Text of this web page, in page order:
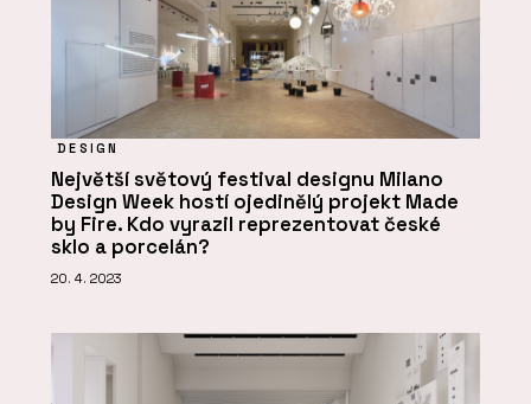
DESIGN
Největší světový festival designu Milano
Design Week hostí ojedinělý projekt Made
by Fire. Kdo vyrazil reprezentovat české
sklo a porcelán?
20. 4. 2023